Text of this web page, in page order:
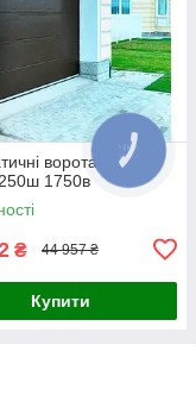
ворота гаражні
1750в
₴ 44 957 ₴
Купити